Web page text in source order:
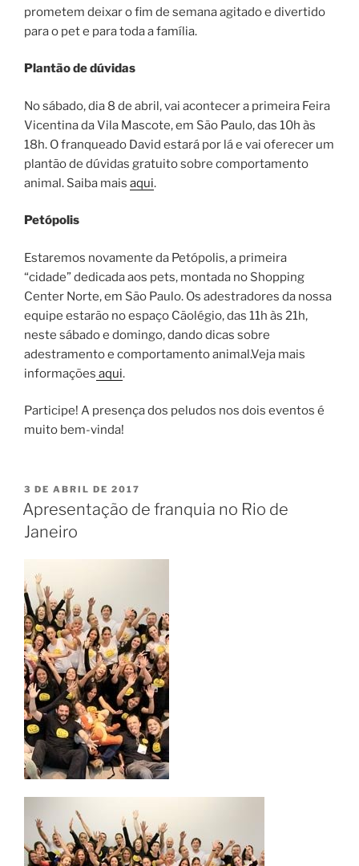
prometem deixar o fim de semana agitado e divertido
para o pet e para toda a família.
Plantão de dúvidas
No sábado, dia 8 de abril, vai acontecer a primeira Feira
Vicentina da Vila Mascote, em São Paulo, das 10h às
18h. O franqueado David estará por lá e vai oferecer um
plantão de dúvidas gratuito sobre comportamento
animal. Saiba mais aqui.
Petópolis
Estaremos novamente da Petópolis, a primeira
“cidade” dedicada aos pets, montada no Shopping
Center Norte, em São Paulo. Os adestradores da nossa
equipe estarão no espaço Cãolégio, das 11h às 21h,
neste sábado e domingo, dando dicas sobre
adestramento e comportamento animal.Veja mais
informações aqui.
Participe! A presença dos peludos nos dois eventos é
muito bem-vinda!
3 DE ABRIL DE 2017
Apresentação de franquia no Rio de
Janeiro